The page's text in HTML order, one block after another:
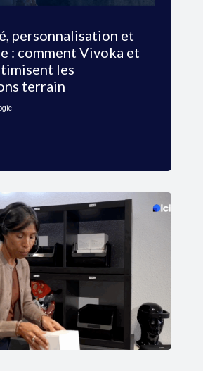
personnalisation et
: comment Vivoka et
les
terrain